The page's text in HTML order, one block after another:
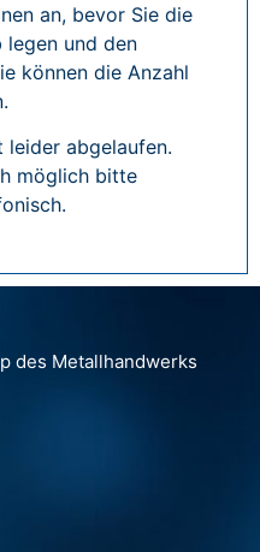
an, bevor Sie die
legen und den
können die Anzahl
leider abgelaufen.
möglich bitte
des Metallhandwerks